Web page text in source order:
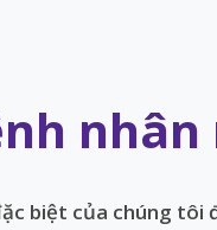
nhân
biệt của chúng tôi